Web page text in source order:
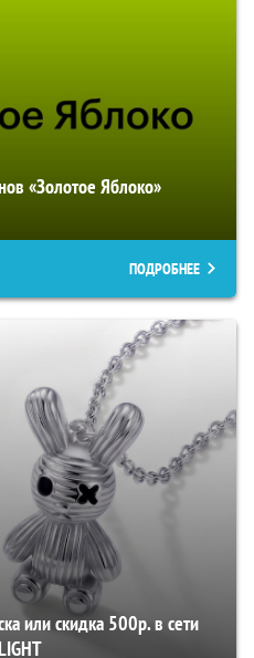
«Золотое Яблоко»
ПОДРОБНЕЕ
или скидка 500р. в сети